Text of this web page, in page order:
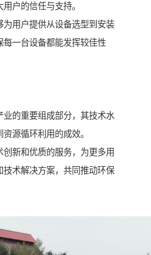
户的信任与支持。
用户提供从设备选型到安装
一台设备都能发挥较佳性
的重要组成部分，其技术水
源循环利用的成效。
新和优质的服务，为更多用
技术解决方案，共同推动环保